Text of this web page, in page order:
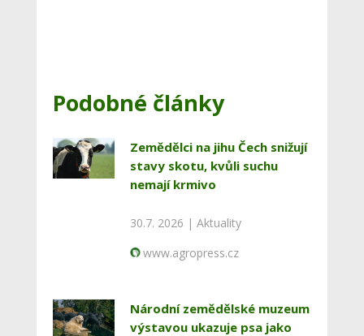
Podobné články
Zemědělci na jihu Čech snižují
stavy skotu, kvůli suchu
nemají krmivo
30.7. 2026 | Aktuality
www.agropress.cz
Národní zemědělské muzeum
výstavou ukazuje psa jako